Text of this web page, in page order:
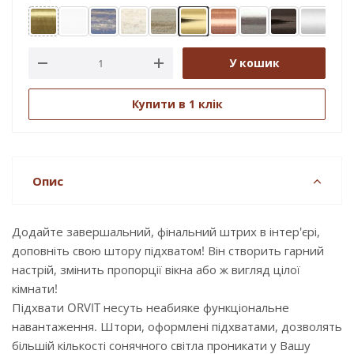
Антик АрктісБлакить золота
Біле золото
Біле золото (матове)
ЗолотоМідьНержавіюча
ОніксСатин
У кошик
Купити в 1 клік
Опис
Додайте завершальний, фінальний штрих в інтер'єрі,
доповніть свою штору підхватом! Він створить гарний
настрій, змінить пропорції вікна або ж вигляд цілої
кімнати!
Підхвати ORVIT несуть неабияке функціональне
навантаження. Штори, оформлені підхватами, дозволять
більшій кількості сонячного світла проникати у Вашу